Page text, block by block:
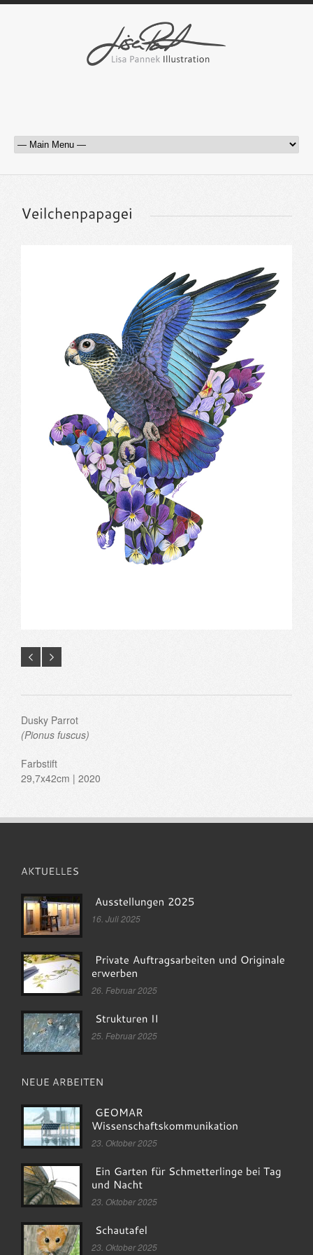
Dusky Parrot
(Pionus fuscus)
Farbstift
29,7x42cm | 2020
16. Juli 2025
26. Februar 2025
25. Februar 2025
23. Oktober 2025
23. Oktober 2025
23. Oktober 2025